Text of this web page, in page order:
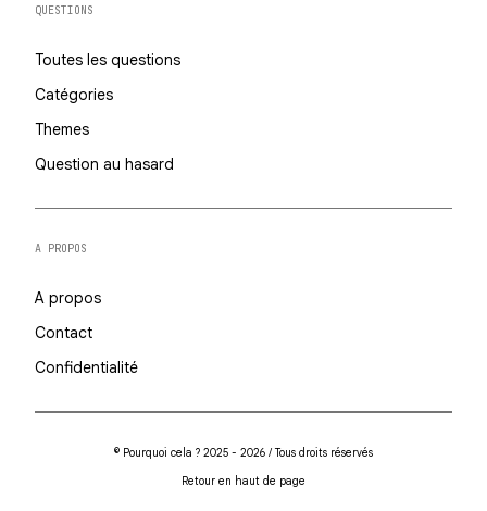
QUESTIONS
Toutes les questions
Catégories
Themes
Question au hasard
A PROPOS
A propos
Contact
Confidentialité
© Pourquoi cela ? 2025 - 2026 / Tous droits réservés
Retour en haut de page